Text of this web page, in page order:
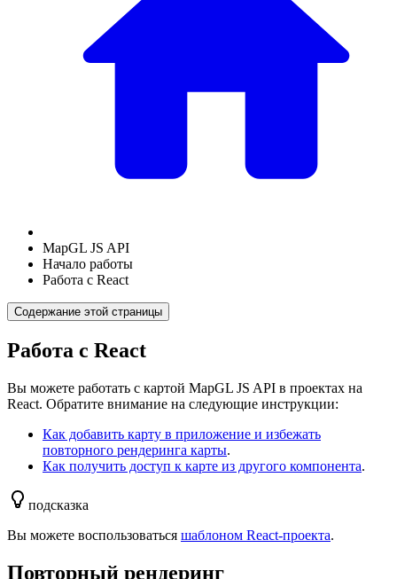
MapGL JS API
Начало работы
Работа с React
Содержание этой страницы
Работа с React
Вы можете работать с картой MapGL JS API в проектах на
React. Обратите внимание на следующие инструкции:
Как добавить карту в приложение и избежать
повторного рендеринга карты.
Как получить доступ к карте из другого компонента.
подсказка
Вы можете воспользоваться шаблоном React-проекта.
Повторный рендеринг